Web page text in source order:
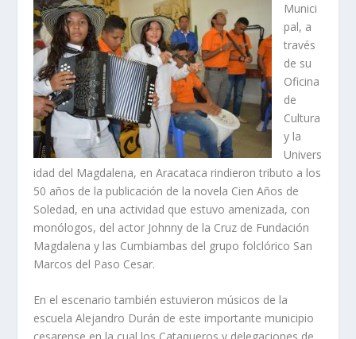
Munici
pal, a
través
de su
Oficina
de
Cultura
y la
Univers
idad del Magdalena, en Aracataca rindieron tributo a los
50 años de la publicación de la novela Cien Años de
Soledad, en una actividad que estuvo amenizada, con
monólogos, del actor Johnny de la Cruz de Fundación
Magdalena y las Cumbiambas del grupo folclórico San
Marcos del Paso Cesar.
En el escenario también estuvieron músicos de la
escuela Alejandro Durán de este importante municipio